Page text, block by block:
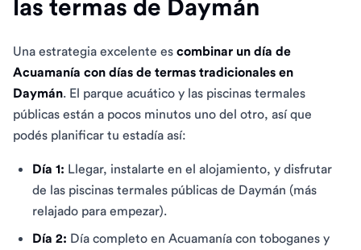
las termas de Daymán
Una estrategia excelente es combinar un día de
Acuamanía con días de termas tradicionales en
Daymán. El parque acuático y las piscinas termales
públicas están a pocos minutos uno del otro, así que
podés planificar tu estadía así:
Día 1: Llegar, instalarte en el alojamiento, y disfrutar
de las piscinas termales públicas de Daymán (más
relajado para empezar).
Día 2: Día completo en Acuamanía con toboganes y